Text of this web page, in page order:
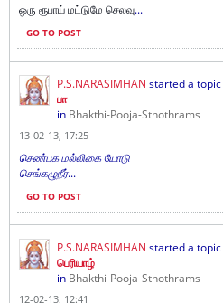
ஒரு ரூபாய் மட்டுமே செலவு...
GO TO POST
P.S.NARASIMHAN started a topic
பா
in Bhakthi-Pooja-Sthothrams
13-02-13, 17:25
செண்பக மல்லிகை யோடு
செங்கழுநீர்...
GO TO POST
P.S.NARASIMHAN started a topic
பெரியாழ்
in Bhakthi-Pooja-Sthothrams
12-02-13, 12:41